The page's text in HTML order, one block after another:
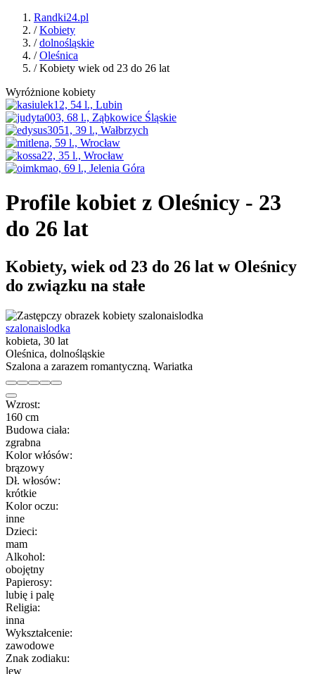
Randki24.pl
/Kobiety
/dolnośląskie
/Oleśnica
/ Kobiety wiek od 23 do 26 lat
Wyróżnione kobiety
Profile kobiet z Oleśnicy - 23
do 26 lat
Kobiety, wiek od 23 do 26 lat w Oleśnicy
do związku na stałe
szalonaislodka
kobieta, 30 lat
Oleśnica, dolnośląskie
Szalona a zarazem romantyczną. Wariatka
Wzrost:
160 cm
Budowa ciała:
zgrabna
Kolor włósów:
brązowy
Dł. włosów:
krótkie
Kolor oczu:
inne
Dzieci:
mam
Alkohol:
obojętny
Papierosy:
lubię i palę
Religia:
inna
Wykształcenie:
zawodowe
Znak zodiaku:
lew